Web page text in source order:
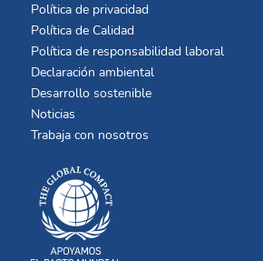
Política de privacidad
Política de Calidad
Política de responsabilidad laboral
Declaración ambiental
Desarrollo sostenible
Noticias
Trabaja con nosotros